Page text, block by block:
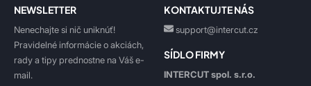
NEWSLETTER
Nenechajte si nič uniknúť!
Pravidelné informácie o akciách,
rady a tipy prednostne na Váš e-
mail.
KONTAKTUJTE NÁS
support@intercut.cz
SÍDLO FIRMY
INTERCUT spol. s.r.o.